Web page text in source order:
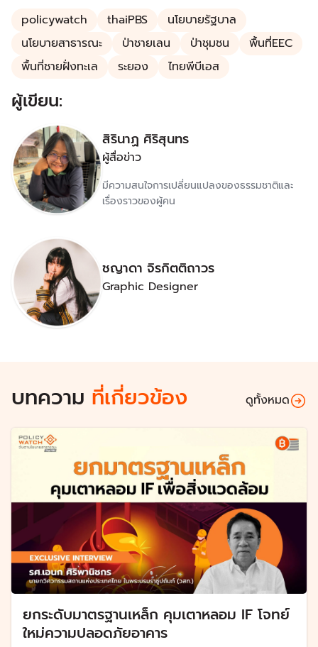
policywatch thaiPBS
นโยบายรัฐบาล
นโยบายสาธารณะ
ป่าชายเลน ป่าชุมชน
พื้นที่EEC
พื้นที่ชายฝั่งทะเล
ระยอง ไทยพีบีเอส
ผู้เขียน:
สิรินาฏ ศิริสุนทร
ผู้สื่อข่าว
มีความสนใจการเปลี่ยนแปลงของธรรมชาติและ
เรื่องราวของผู้คน
ชญาดา จิรกิตติถาวร
Graphic Designer
บทความ ที่เกี่ยวข้อง ดูทั้งหมด
ยกระดับมาตรฐานเหล็ก คุมเตาหลอม IF โจทย์
ใหม่ความปลอดภัยอาคาร